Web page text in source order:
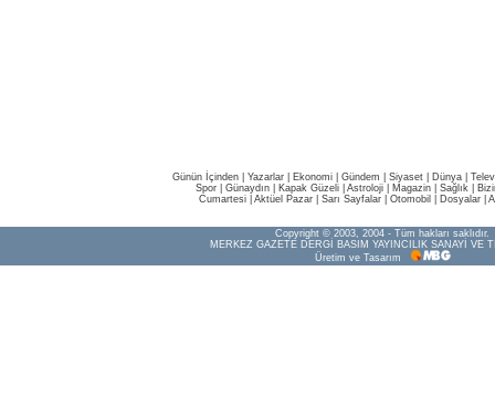
Günün İçinden Yazarlar Ekonomi Gündem Siyaset Dünya |
Spor
Günaydın Kapak Güzeli Astroloji Magazin Sağlık
Cumartesi| Aktüel Pazar| Sarı Sayfalar| Otomobil Dosyalar|
Copyright © 2003, 2004 - Tüm hakları saklıdır.
MERKEZ GAZETE DERGİ BASIM YAYINCILIK SANAYİ VE
Üretim ve Tasarım